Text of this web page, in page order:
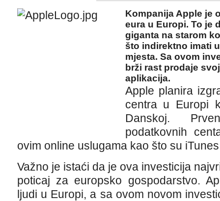
Kompanija Apple je
eura u Europi. To je
giganta na starom
što indirektno imati
mjesta. Sa ovom
brži rast prodaje
aplikacija.
Apple planira
centra u Europi
Danskoj.
podatkovnih
ovim online uslugama kao što su
Važno je istaći da je ova investicija
poticaj za europsko gospodarstvo.
ljudi u Europi, a sa ovom novom